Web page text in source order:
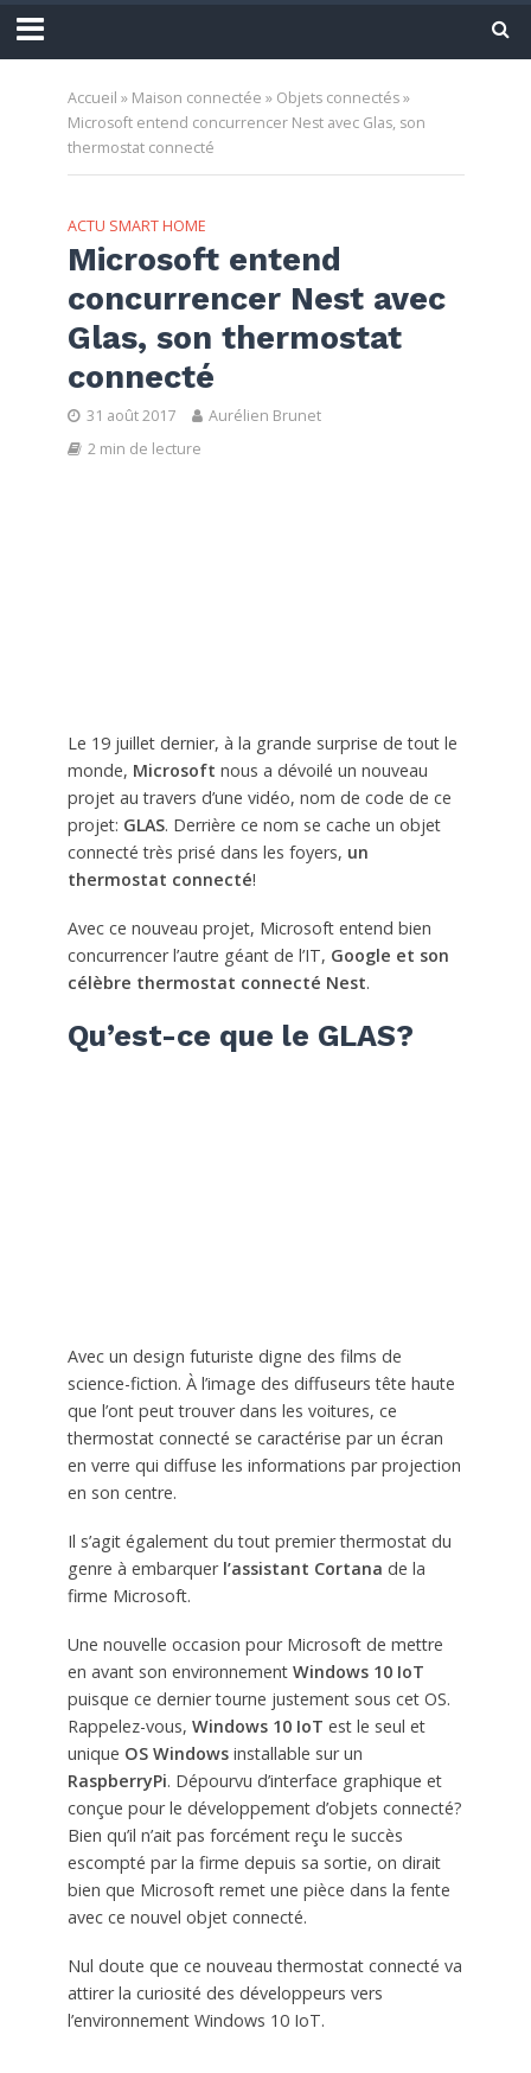
Accueil » Maison connectée » Objets connectés»
Microsoft entend concurrencer Nest avec Glas, son
thermostat connecté
ACTU SMART HOME
Microsoft entend
concurrencer Nest avec
Glas, son thermostat
connecté
31 août 2017
Aurélien Brunet
2 min de lecture
Le 19 juillet dernier, à la grande surprise de tout le
monde, Microsoft nous a dévoilé un nouveau
projet au travers d’une vidéo, nom de code de ce
projet: GLAS. Derrière ce nom se cache un objet
connecté très prisé dans les foyers, un
thermostat connecté!
Avec ce nouveau projet, Microsoft entend bien
concurrencer l’autre géant de l’IT, Google et son
célèbre thermostat connecté Nest.
Qu’est-ce que le GLAS?
Avec un design futuriste digne des films de
science-fiction. À l’image des diffuseurs tête haute
que l’ont peut trouver dans les voitures, ce
thermostat connecté se caractérise par un écran
en verre qui diffuse les informations par projection
en son centre.
Il s’agit également du tout premier thermostat du
genre à embarquer l’assistant Cortana de la
firme Microsoft.
Une nouvelle occasion pour Microsoft de mettre
en avant son environnement Windows 10 IoT
puisque ce dernier tourne justement sous cet OS.
Rappelez-vous, Windows 10 IoT est le seul et
unique OS Windowsinstallable sur un
RaspberryPi. Dépourvu d’interface graphique et
conçue pour le développement d’objets connecté?
Bien qu’il n’ait pas forcément reçu le succès
escompté par la firme depuis sa sortie, on dirait
bien que Microsoft remet une pièce dans la fente
avec ce nouvel objet connecté.
Nul doute que ce nouveau thermostat connecté va
attirer la curiosité des développeurs vers
l’environnement Windows 10 IoT.